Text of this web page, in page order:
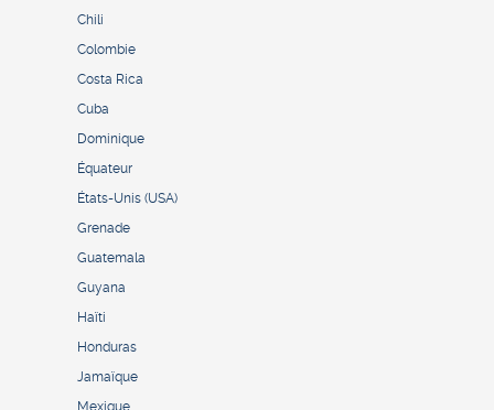
Chili
Colombie
Costa Rica
Cuba
Dominique
Équateur
États-Unis (USA)
Grenade
Guatemala
Guyana
Haïti
Honduras
Jamaïque